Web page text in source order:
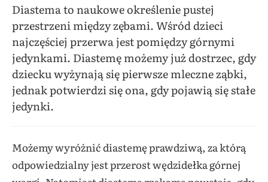
Diastema to naukowe określenie pustej
przestrzeni między zębami. Wśród dzieci
najczęściej przerwa jest pomiędzy górnymi
jedynkami. Diastemę możemy już dostrzec, gdy
dziecku wyżynają się pierwsze mleczne ząbki,
jednak potwierdzi się ona, gdy pojawią się stałe
jedynki.
Możemy wyróżnić diastemę prawdziwą, za którą
odpowiedzialny jest przerost wędzidełka górnej